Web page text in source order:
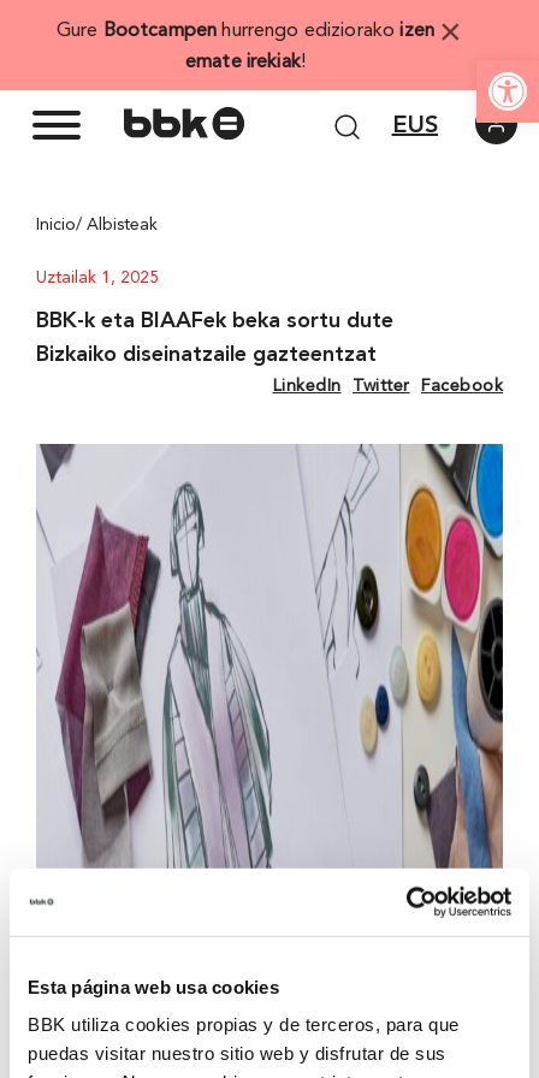
Esta página web usa cookies
BBK utiliza cookies propias y de terceros, para que
puedas visitar nuestro sitio web y disfrutar de sus
Gure Bootcampen hurrengo ediziorakoizen
emate irekiak!
×
EUS
Inicio/ Albisteak
Uztailak 1, 2025
BBK-k eta BIAAFek beka sortu dute
Bizkaiko diseinatzaile gazteentzat
LinkedIn Twitter Facebook